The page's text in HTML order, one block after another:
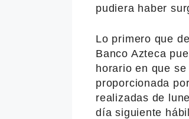
pudiera haber
Lo primero que
Banco Azteca
horario en que
proporcionada
realizadas de
día siguiente